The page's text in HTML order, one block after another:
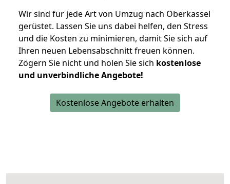
Wir sind für jede Art von Umzug nach Oberkassel
gerüstet. Lassen Sie uns dabei helfen, den Stress
und die Kosten zu minimieren, damit Sie sich auf
Ihren neuen Lebensabschnitt freuen können.
Zögern Sie nicht und holen Sie sich kostenlose
und unverbindliche Angebote!
Kostenlose Angebote erhalten